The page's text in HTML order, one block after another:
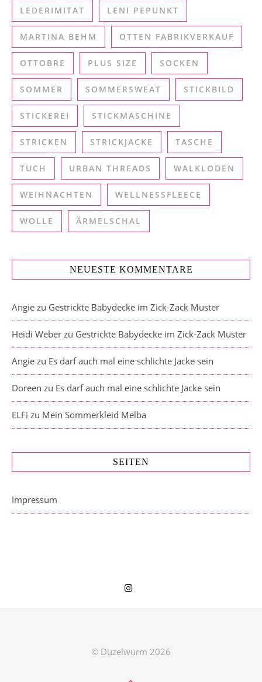
LEDERIMITAT LENI PEPUNKT
MARTINA BEHM OTTEN FABRIKVERKAUF
OTTOBRE PLUS SIZE SOCKEN
SOMMER SOMMERSWEAT STICKBILD
STICKEREI STICKMASCHINE
STRICKEN STRICKJACKE TASCHE
TUCH URBAN THREADS WALKLODEN
WEIHNACHTEN WELLNESSFLEECE
WOLLE ÄRMELSCHAL
NEUESTE KOMMENTARE
Angie zu Gestrickte Babydecke im Zick-Zack Muster
Heidi Weber zu Gestrickte Babydecke im Zick-Zack Muster
Angie zu Es darf auch mal eine schlichte Jacke sein
Doreen zu Es darf auch mal eine schlichte Jacke sein
ELFi zu Mein Sommerkleid Melba
SEITEN
Impressum
© Duzelwurm 2026